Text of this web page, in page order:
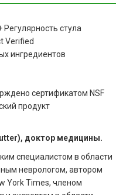
Регулярность стула
Verified
ингредиентов
сертификатом NSF
продукт
доктор медицины.
специалистом в области
неврологом, автором
York Times, членом